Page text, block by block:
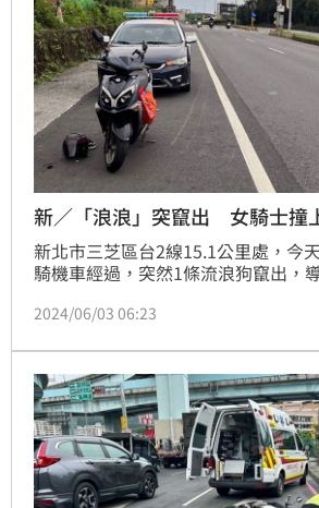
新／「浪浪」突竄出 女騎士撞
新北市三芝區台2線15.1公里處，今
騎機車經過，突然1條流浪狗竄出，
目前女騎士由救護車送往淡水馬偕醫
／新北報導
2024/06/03 06:23